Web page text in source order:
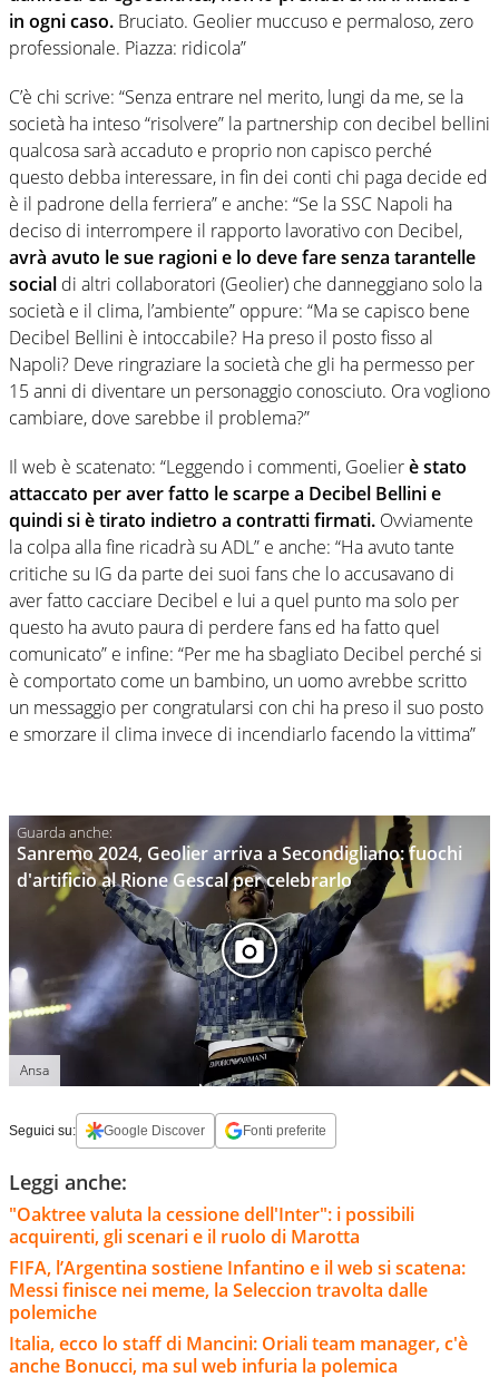
in ogni caso. Bruciato. Geolier muccuso e permaloso, zero
professionale. Piazza: ridicola”
C’è chi scrive: “Senza entrare nel merito, lungi da me, se la
società ha inteso “risolvere” la partnership con decibel bellini
qualcosa sarà accaduto e proprio non capisco perché
questo debba interessare, in fin dei conti chi paga decide ed
è il padrone della ferriera” e anche: “Se la SSC Napoli ha
deciso di interrompere il rapporto lavorativo con Decibel,
avrà avuto le sue ragioni e lo deve fare senza tarantelle
social di altri collaboratori (Geolier) che danneggiano solo la
società e il clima, l’ambiente” oppure: “Ma se capisco bene
Decibel Bellini è intoccabile? Ha preso il posto fisso al
Napoli? Deve ringraziare la società che gli ha permesso per
15 anni di diventare un personaggio conosciuto. Ora vogliono
cambiare, dove sarebbe il problema?”
Il web è scatenato: “Leggendo i commenti, Goelierè stato
attaccato per aver fatto le scarpe a Decibel Bellini e
quindi si è tirato indietro a contratti firmati. Ovviamente
la colpa alla fine ricadrà su ADL” e anche: “Ha avuto tante
critiche su IG da parte dei suoi fans che lo accusavano di
aver fatto cacciare Decibel e lui a quel punto ma solo per
questo ha avuto paura di perdere fans ed ha fatto quel
comunicato” e infine: “Per me ha sbagliato Decibel perché si
è comportato come un bambino, un uomo avrebbe scritto
un messaggio per congratularsi con chi ha preso il suo posto
e smorzare il clima invece di incendiarlo facendo la vittima”
Sanremo 2024, Geolier arriva a Secondigliano: fuochi
d'artificio al Rione Gescal per celebrarlo
Ansa
Seguici su: Google Discover Fonti preferite
Leggi anche:
"Oaktree valuta la cessione dell'Inter": i possibili
acquirenti, gli scenari e il ruolo di Marotta
FIFA, l’Argentina sostiene Infantino e il web si scatena:
Messi finisce nei meme, la Seleccion travolta dalle
polemiche
Italia, ecco lo staff di Mancini: Oriali team manager, c'è
anche Bonucci, ma sul web infuria la polemica